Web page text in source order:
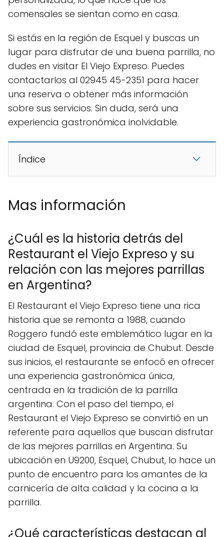
comensales se sientan como en casa.
Si estás en la región de Esquel y buscas un
lugar para disfrutar de una buena parrilla, no
dudes en visitar El Viejo Expreso. Puedes
contactarlos al 02945 45-2351 para hacer
una reserva o obtener más información
sobre sus servicios. Sin duda, será una
experiencia gastronómica inolvidable.
Índice
Mas información
¿Cuál es la historia detrás del
Restaurant el Viejo Expreso y su
relación con las mejores parrillas
en Argentina?
El Restaurant el Viejo Expreso tiene una rica
historia que se remonta a 1988, cuando
Roggero fundó este emblemático lugar en la
ciudad de Esquel, provincia de Chubut. Desde
sus inicios, el restaurante se enfocó en ofrecer
una experiencia gastronómica única,
centrada en la tradición de la parrilla
argentina. Con el paso del tiempo, el
Restaurant el Viejo Expreso se convirtió en un
referente para aquellos que buscan disfrutar
de las mejores parrillas en Argentina. Su
ubicación en U9200, Esquel, Chubut, lo hace un
punto de encuentro para los amantes de la
carnicería de alta calidad y la cocina a la
parrilla.
¿Qué características destacan al